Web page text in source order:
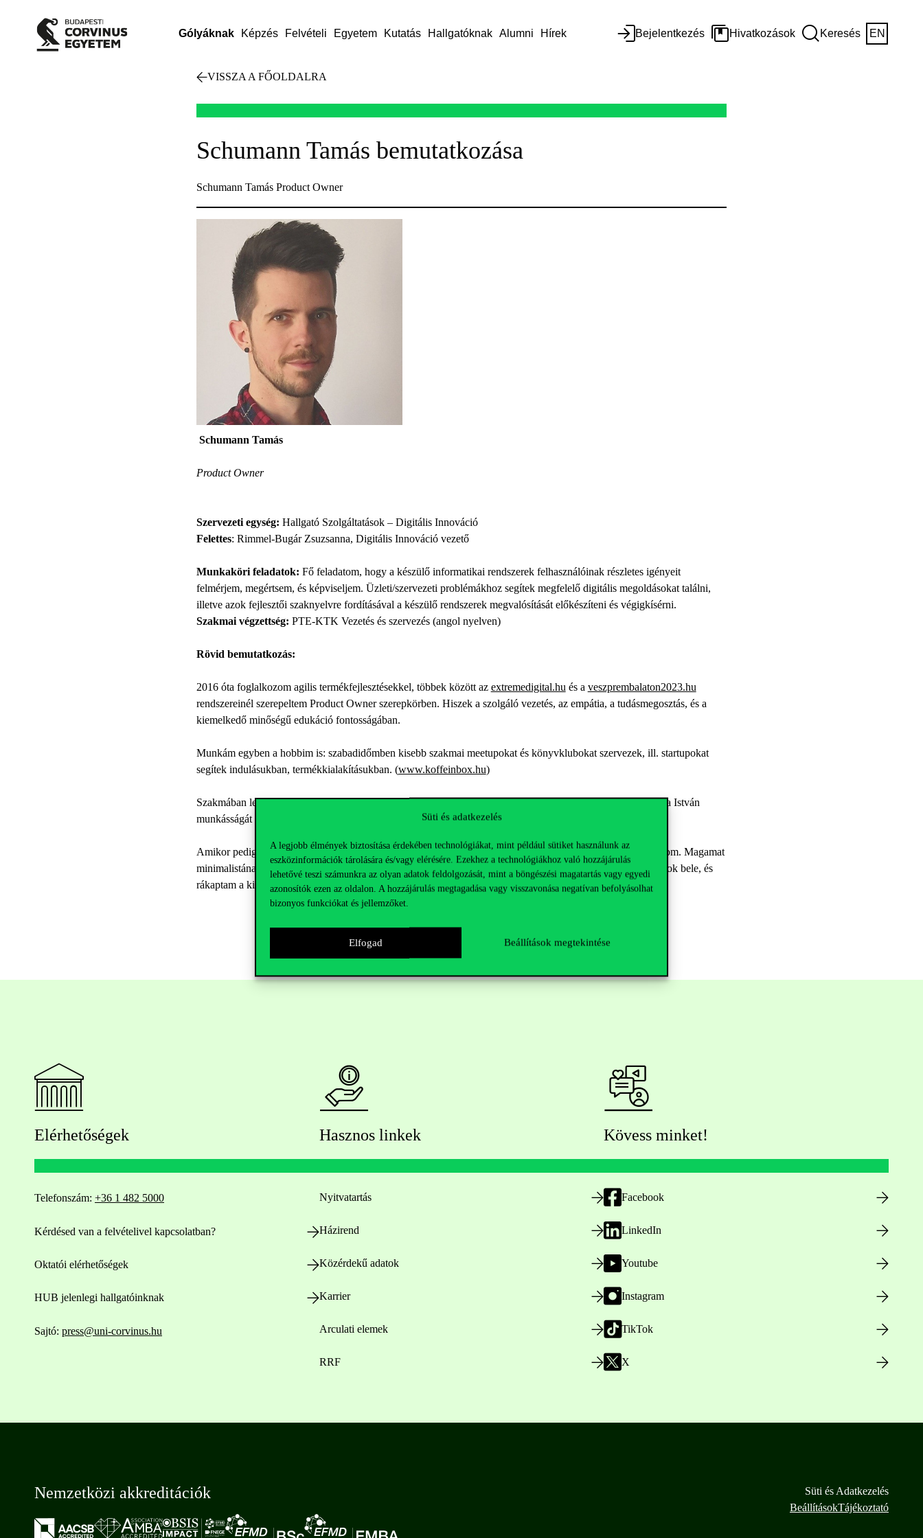
Süti és adatkezelés
A legjobb élmények biztosítása érdekében technológiákat, mint például sütiket használunk az
eszközinformációk tárolására és/vagy elérésére. Ezekhez a technológiákhoz való hozzájárulás
lehetővé teszi számunkra az olyan adatok feldolgozását, mint a böngészési magatartás vagy egyedi
azonosítók ezen az oldalon. A hozzájárulás megtagadása vagy visszavonása negatívan befolyásolhat
bizonyos funkciókat és jellemzőket.
Elfogad Beállítások megtekintése
Gólyáknak Képzés Felvételi Egyetem Kutatás Hallgatóknak Alumni Hírek Bejelentkezés Hivatkozások Keresés EN
VISSZA A FŐOLDALRA
Schumann Tamás bemutatkozása
Schumann Tamás Product Owner
Schumann Tamás
Product Owner
Szervezeti egység: Hallgató Szolgáltatások – Digitális Innováció
Felettes: Rimmel-Bugár Zsuzsanna, Digitális Innováció vezető
Munkaköri feladatok: Fő feladatom, hogy a készülő informatikai rendszerek felhasználóinak részletes igényeit
felmérjem, megértsem, és képviseljem. Üzleti/szervezeti problémákhoz segítek megfelelő digitális megoldásokat találni,
illetve azok fejlesztői szaknyelvre fordításával a készülő rendszerek megvalósítását előkészíteni és végigkísérni.
Szakmai végzettség: PTE-KTK Vezetés és szervezés (angol nyelven)
Rövid bemutatkozás:
2016 óta foglalkozom agilis termékfejlesztésekkel, többek között az extremedigital.hu és a veszprembalaton2023.hu
rendszereinél szerepeltem Product Owner szerepkörben. Hiszek a szolgáló vezetés, az empátia, a tudásmegosztás, és a
kiemelkedő minőségű edukáció fontosságában.
Munkám egyben a hobbim is: szabadidőmben kisebb szakmai meetupokat és könyvklubokat szervezek, ill. startupokat
segítek indulásukban, termékkialakításukban. (www.koffeinbox.hu)
Szakmában leginkább Simon Sinek, Seth Godin, Mike Cohn, Teresa Torres, Nagy Tamás Gábor és Marhefka István
munkásságát követem. Egy szakmai vitára pedig bármikor kapható vagyok.
Amikor pedig épp nem szakmázom, akkor pop-pszichológiát olvasok, matek videókat nézek, vagy karaokézom. Magamat
minimalistának vallom, és közel áll hozzám a sztoicizmus gondolatvilága is. Újabban a kávékészítésbe kóstolok bele, és
rákaptam a kirándulás ízére is.
Elérhetőségek
Telefonszám: +36 1 482 5000
Kérdésed van a felvételivel kapcsolatban?
Oktatói elérhetőségek
HUB jelenlegi hallgatóinknak
Sajtó: press@uni-corvinus.hu
Hasznos linkek
Nyitvatartás
Házirend
Közérdekű adatok
Karrier
Arculati elemek
RRF
Kövess minket!
Facebook
LinkedIn
Youtube
Instagram
TikTok
X
Nemzetközi akkreditációk
Süti és Adatkezelés
BeállításokTájékoztató